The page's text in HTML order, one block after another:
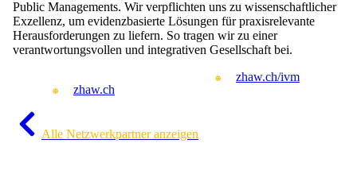
Public Managements. Wir verpflichten uns zu wissenschaftlicher
Exzellenz, um evidenzbasierte Lösungen für praxisrelevante
Herausforderungen zu liefern. So tragen wir zu einer
verantwortungsvollen und integrativen Gesellschaft bei.
zhaw.ch
zhaw.ch/ivm
Alle Netzwerkpartner anzeigen